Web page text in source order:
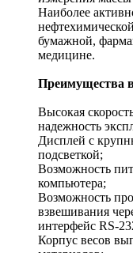
Наиболее
бумажной,
медицине.
Преимущества
Высокая
надежность
Дисплей с
подсветкой;
Возможность
компьютера;
Возможность
взвешивания
интерфейс RS-
Корпус весов